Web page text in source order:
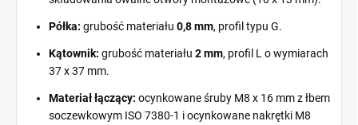
Półka: grubość materiału 0,8 mm, profil typu G.
Kątownik: grubość materiału 2 mm, profil L o wymiarach
37 x 37 mm.
Materiał łączący: ocynkowane śruby M8 x 16 mm z łbem
soczewkowym ISO 7380-1 i ocynkowane nakrętki M8